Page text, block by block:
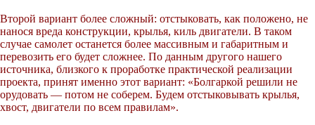
Второй вариант более сложный: отстыковать, как положено, не
нанося вреда конструкции, крылья, киль двигатели. В таком
случае самолет останется более массивным и габаритным и
перевозить его будет сложнее. По данным другого нашего
источника, близкого к проработке практической реализации
проекта, принят именно этот вариант: «Болгаркой решили не
орудовать — потом не соберем. Будем отстыковывать крылья,
хвост, двигатели по всем правилам».